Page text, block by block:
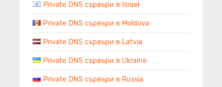
Private DNS сървъри в Israel
Private DNS сървъри в Moldova
Private DNS сървъри в Latvia
Private DNS сървъри в Ukraine
Private DNS сървъри в Russia